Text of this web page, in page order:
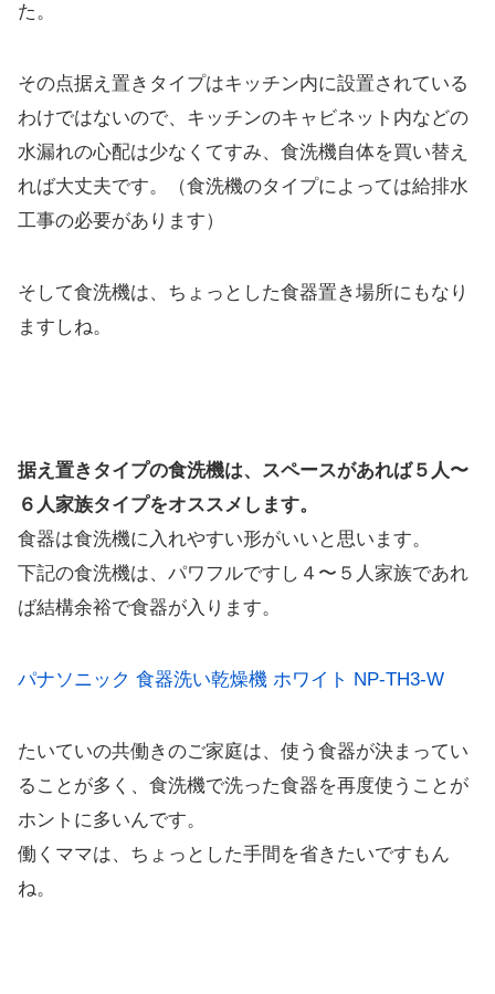
た。
その点据え置きタイプはキッチン内に設置されている
わけではないので、キッチンのキャビネット内などの
水漏れの心配は少なくてすみ、食洗機自体を買い替え
れば大丈夫です。（食洗機のタイプによっては給排水
工事の必要があります）
そして食洗機は、ちょっとした食器置き場所にもなり
ますしね。
据え置きタイプの食洗機は、スペースがあれば５人〜
６人家族タイプをオススメします。
食器は食洗機に入れやすい形がいいと思います。
下記の食洗機は、パワフルですし４〜５人家族であれ
ば結構余裕で食器が入ります。
パナソニック 食器洗い乾燥機 ホワイト NP-TH3-W
たいていの共働きのご家庭は、使う食器が決まってい
ることが多く、食洗機で洗った食器を再度使うことが
ホントに多いんです。
働くママは、ちょっとした手間を省きたいですもん
ね。